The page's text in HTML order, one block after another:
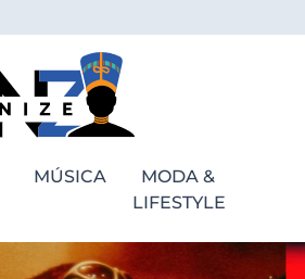
MÚSICA
MODA &
LIFESTYLE